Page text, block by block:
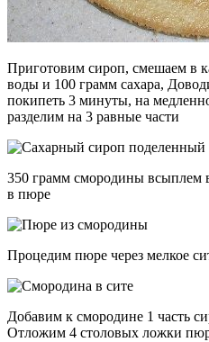
Приготовим сироп, смешаем в
воды и 100 грамм сахара,
покипеть 3 минуты, на
разделим на 3 равные части
350 грамм смородины всыплем
в пюре
Процедим пюре через мелкое
Добавим к смородине 1 часть
Отложим 4 столовых ложки